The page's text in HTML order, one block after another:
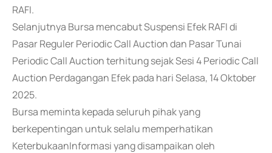
RAFI.
Selanjutnya Bursa mencabut Suspensi Efek RAFI di
Pasar Reguler Periodic Call Auction dan Pasar Tunai
Periodic Call Auction terhitung sejak Sesi 4 Periodic Call
Auction Perdagangan Efek pada hari Selasa, 14 Oktober
2025.
Bursa meminta kepada seluruh pihak yang
berkepentingan untuk selalu memperhatikan
KeterbukaanInformasi yang disampaikan oleh